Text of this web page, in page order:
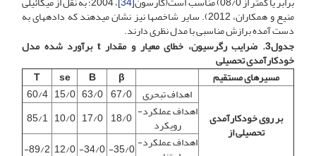
منیع و همکاران، 2012). سایر شاخص­ها نیز نشان­ می­دهند که داده­های به
دست آمده برازش مناسبی با مدل نظری دارند.
جدول3. ضرایب رگرسیون، خطای معیار و مقدار t برآورد شده مدل
خودکارآمدی تحصیلی
مسیرهای مستقیم
β
B
se
T
بر روی خودکارآمدی
تحصیلی از
اهداف تبحری 67/0
63/0
15/0
60/4
اهداف عملکرد-
رویکرد 18/0
17/0
10/0
85/1
اهداف عملکرد- 35/0-
34/0-
12/0
89/2-